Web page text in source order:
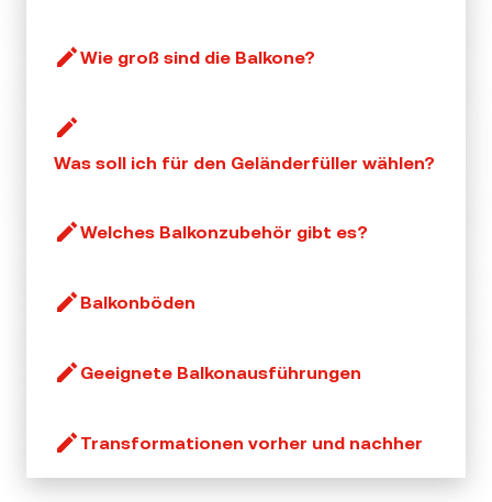
Wie groß sind die Balkone?
Was soll ich für den Geländerfüller wählen?
Welches Balkonzubehör gibt es?
Balkonböden
Geeignete Balkonausführungen
Transformationen vorher und nachher